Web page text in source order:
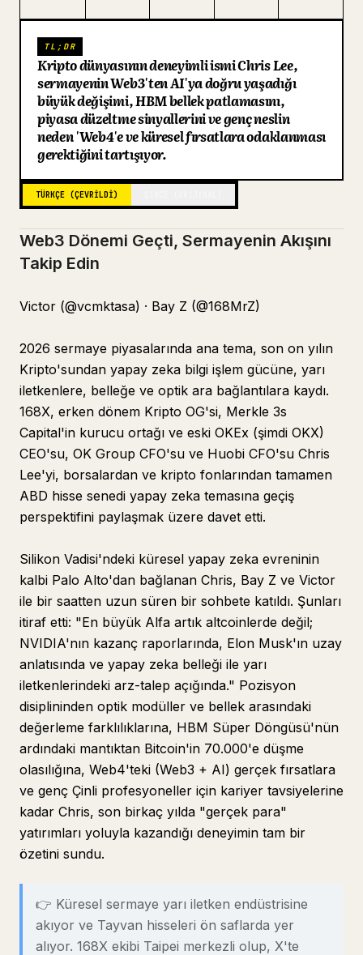
Blog
Güncellemeler
TL;DR
Kripto dünyasının deneyimli ismi Chris Lee,
sermayenin Web3'ten AI'ya doğru yaşadığı
büyük değişimi, HBM bellek patlamasını,
piyasa düzeltme sinyallerini ve genç neslin
neden 'Web4'e ve küresel fırsatlara odaklanması
gerektiğini tartışıyor.
TÜRKÇE (ÇEVRILDI)
Web3 Dönemi Geçti, Sermayenin Akışını
Takip Edin
Victor (@vcmktasa) · Bay Z (@168MrZ)
2026 sermaye piyasalarında ana tema, son on yılın
Kripto'sundan yapay zeka bilgi işlem gücüne, yarı
iletkenlere, belleğe ve optik ara bağlantılara kaydı.
168X, erken dönem Kripto OG'si, Merkle 3s
Capital'in kurucu ortağı ve eski OKEx (şimdi OKX)
CEO'su, OK Group CFO'su ve Huobi CFO'su Chris
Lee'yi, borsalardan ve kripto fonlarından tamamen
ABD hisse senedi yapay zeka temasına geçiş
perspektifini paylaşmak üzere davet etti.
Silikon Vadisi'ndeki küresel yapay zeka evreninin
kalbi Palo Alto'dan bağlanan Chris, Bay Z ve Victor
ile bir saatten uzun süren bir sohbete katıldı. Şunları
itiraf etti: "En büyük Alfa artık altcoinlerde değil;
NVIDIA'nın kazanç raporlarında, Elon Musk'ın uzay
anlatısında ve yapay zeka belleği ile yarı
iletkenlerindeki arz-talep açığında." Pozisyon
disiplininden optik modüller ve bellek arasındaki
değerleme farklılıklarına, HBM Süper Döngüsü'nün
ardındaki mantıktan Bitcoin'in 70.000'e düşme
olasılığına, Web4'teki (Web3 + AI) gerçek fırsatlara
ve genç Çinli profesyoneller için kariyer tavsiyelerine
kadar Chris, son birkaç yılda "gerçek para"
yatırımları yoluyla kazandığı deneyimin tam bir
özetini sundu.
👉 Küresel sermaye yarı iletken endüstrisine
akıyor ve Tayvan hisseleri ön saflarda yer
alıyor. 168X ekibi Taipei merkezli olup, X'te